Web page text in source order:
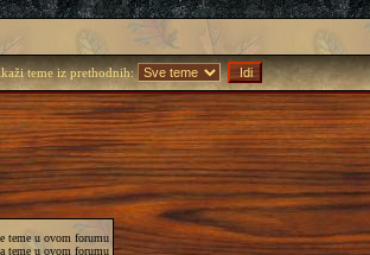
teme iz prethodnih:
teme u ovom forumu
teme u ovom forumu